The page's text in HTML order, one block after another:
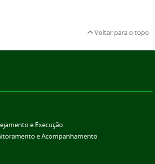
Voltar para o topo
e Execução
e Acompanhamento